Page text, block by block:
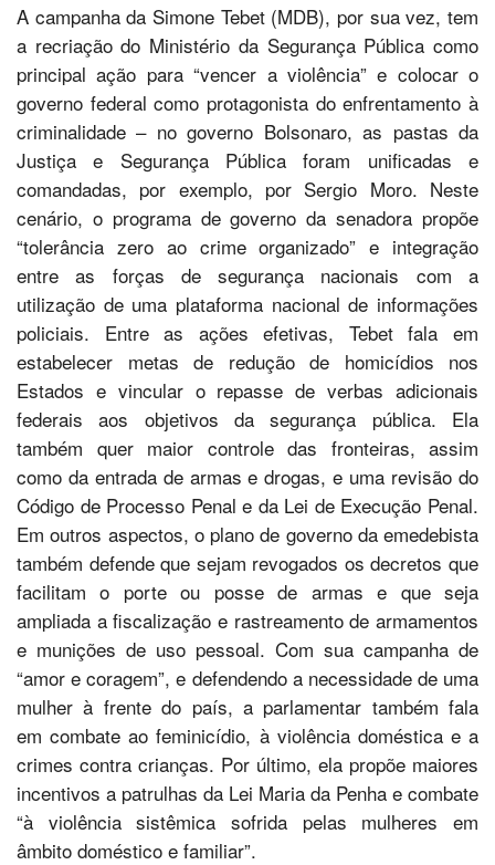
A campanha da Simone Tebet (MDB), por sua vez, tem
a recriação do Ministério da Segurança Pública como
principal ação para “vencer a violência” e colocar o
governo federal como protagonista do enfrentamento à
criminalidade – no governo Bolsonaro, as pastas da
Justiça e Segurança Pública foram unificadas e
comandadas, por exemplo, por Sergio Moro. Neste
cenário, o programa de governo da senadora propõe
“tolerância zero ao crime organizado” e integração
entre as forças de segurança nacionais com a
utilização de uma plataforma nacional de informações
policiais. Entre as ações efetivas, Tebet fala em
estabelecer metas de redução de homicídios nos
Estados e vincular o repasse de verbas adicionais
federais aos objetivos da segurança pública. Ela
também quer maior controle das fronteiras, assim
como da entrada de armas e drogas, e uma revisão do
Código de Processo Penal e da Lei de Execução Penal.
Em outros aspectos, o plano de governo da emedebista
também defende que sejam revogados os decretos que
facilitam o porte ou posse de armas e que seja
ampliada a fiscalização e rastreamento de armamentos
e munições de uso pessoal. Com sua campanha de
“amor e coragem”, e defendendo a necessidade de uma
mulher à frente do país, a parlamentar também fala
em combate ao feminicídio, à violência doméstica e a
crimes contra crianças. Por último, ela propõe maiores
incentivos a patrulhas da Lei Maria da Penha e combate
“à violência sistêmica sofrida pelas mulheres em
âmbito doméstico e familiar”.